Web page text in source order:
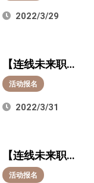
行业发展与趋
明副总裁黄迪
相约直播间
2022/3/29
【连线未来职
场 企业直播系
列活动】如何
贝尔的“橄榄
枝”？4月1日上
活动报名
2022/3/31
【连线未来职
场 企业直播系
活动报名